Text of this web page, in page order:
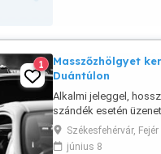
1
Masszőzhölgyet
Duántúlon
Alkalmi jeleggel,
szándék esetén
jelentkezésed!
Székesfehérvár, Fejér
június 8